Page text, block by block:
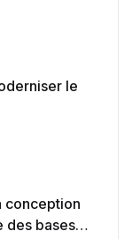
le
conception
des bases